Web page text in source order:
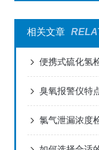
相关文章
便携式硫化氢
臭氧报警仪特
氯气泄漏浓度